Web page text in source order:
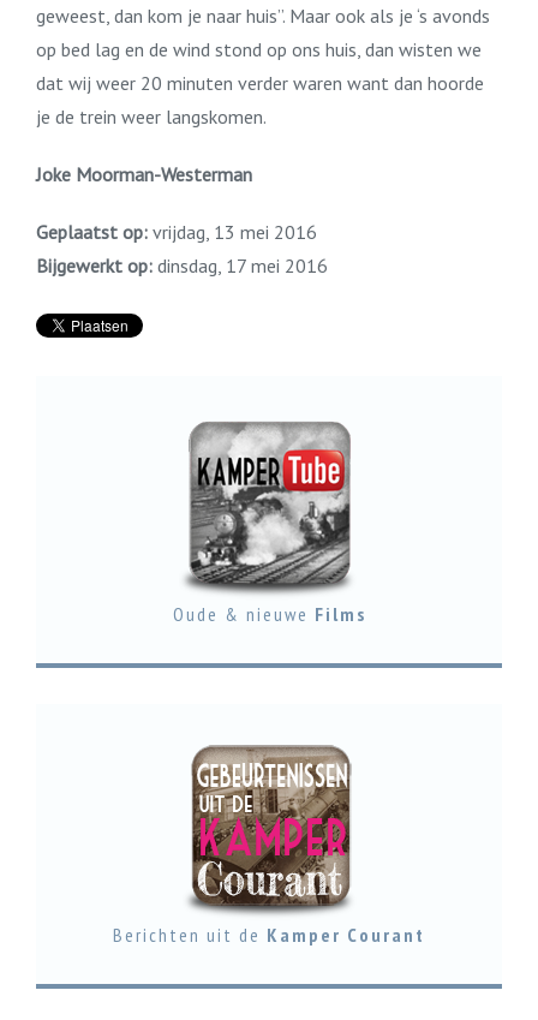
geweest, dan kom je naar huis”. Maar ook als je ‘s avonds
op bed lag en de wind stond op ons huis, dan wisten we
dat wij weer 20 minuten verder waren want dan hoorde
je de trein weer langskomen.
Joke Moorman-Westerman
Geplaatst op: vrijdag, 13 mei 2016
Bijgewerkt op: dinsdag, 17 mei 2016
Oude & nieuwe Films
Berichten uit de Kamper Courant